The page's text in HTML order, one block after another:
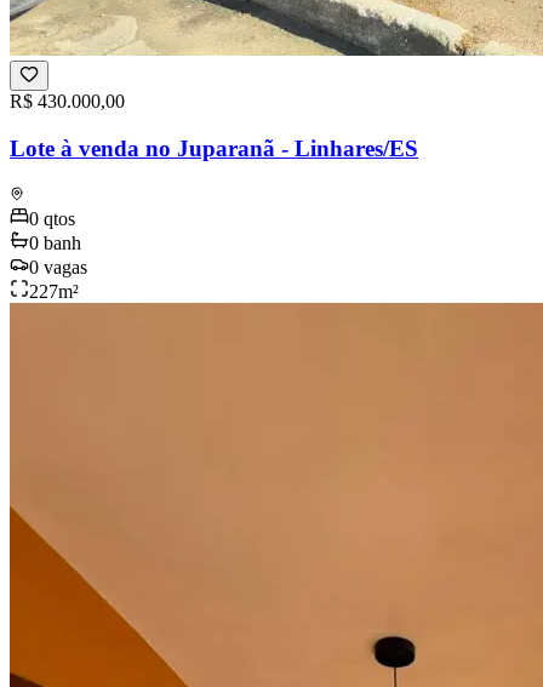
R$ 430.000,00
Lote à venda no Juparanã - Linhares/ES
0 qtos
0 banh
0 vagas
227m²